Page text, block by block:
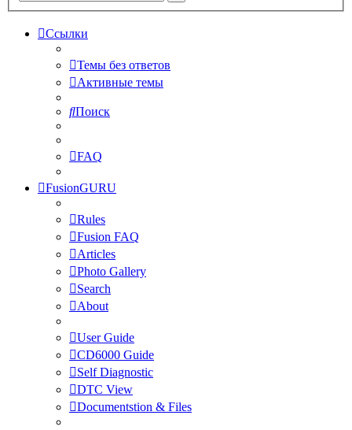
Ссылки
Темы без ответов
Активные темы
Поиск
FAQ
FusionGURU
Rules
Fusion FAQ
Articles
Photo Gallery
Search
About
User Guide
CD6000 Guide
Self Diagnostic
DTC View
Documentstion & Files